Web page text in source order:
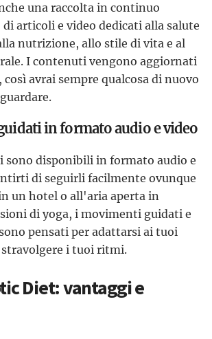
una raccolta in continuo
articoli e video dedicati alla salute
nutrizione, allo stile di vita e al
I contenuti vengono aggiornati
avrai sempre qualcosa di nuovo
in formato audio e video
sono disponibili in formato audio e
di seguirli facilmente ovunque
un hotel o all'aria aperta in
di yoga, i movimenti guidati e
pensati per adattarsi ai tuoi
i tuoi ritmi.
Diet: vantaggi e